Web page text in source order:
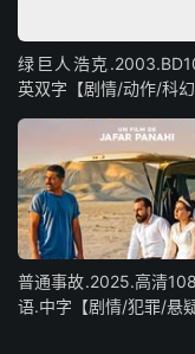
绿巨人浩克
英双字【剧情/动作/科幻
普通事故.2025.高清
语.中字【剧情/犯罪/悬